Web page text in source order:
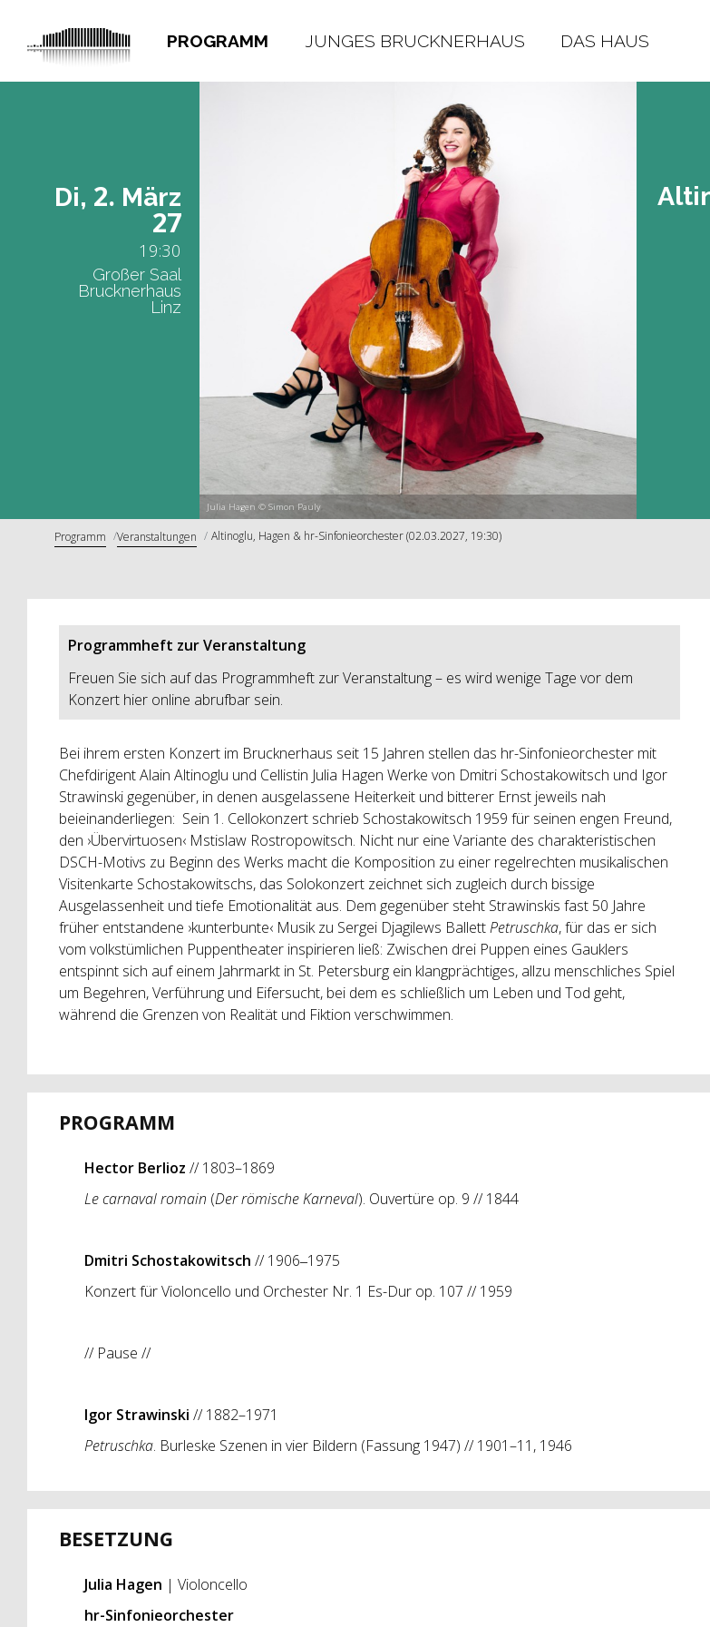
PROGRAMM JUNGES BRUCKNERHAUS DAS HAUS
Julia Hagen © Simon Pauly
Di, 2. März
27
19:30
Großer Saal
Brucknerhaus
Linz
Programm Veranstaltungen Altinoglu, Hagen & hr-Sinfonieorchester (02.03.2027, 19:30)
Programmheft zur Veranstaltung
Freuen Sie sich auf das Programmheft zur Veranstaltung – es wird wenige Tage vor dem
Konzert hier online abrufbar sein.
Bei ihrem ersten Konzert im Brucknerhaus seit 15 Jahren stellen das hr-Sinfonieorchester mit
Chefdirigent Alain Altinoglu und Cellistin Julia Hagen Werke von Dmitri Schostakowitsch und Igor
Strawinski gegenüber, in denen ausgelassene Heiterkeit und bitterer Ernst jeweils nah
beieinanderliegen: Sein 1. Cellokonzert schrieb Schostakowitsch 1959 für seinen engen Freund,
den ›Übervirtuosen‹ Mstislaw Rostropowitsch. Nicht nur eine Variante des charakteristischen
DSCH-Motivs zu Beginn des Werks macht die Komposition zu einer regelrechten musikalischen
Visitenkarte Schostakowitschs, das Solokonzert zeichnet sich zugleich durch bissige
Ausgelassenheit und tiefe Emotionalität aus. Dem gegenüber steht Strawinskis fast 50 Jahre
früher entstandene ›kunterbunte‹ Musik zu Sergei Djagilews BallettPetruschka, für das er sich
vom volkstümlichen Puppentheater inspirieren ließ: Zwischen drei Puppen eines Gauklers
entspinnt sich auf einem Jahrmarkt in St. Petersburg ein klangprächtiges, allzu menschliches Spiel
um Begehren, Verführung und Eifersucht, bei dem es schließlich um Leben und Tod geht,
während die Grenzen von Realität und Fiktion verschwimmen.
PROGRAMM
Hector Berlioz // 1803–1869
Le carnaval romain (Der römische Karneval). Ouvertüre op. 9 // 1844
Dmitri Schostakowitsch // 1906‒1975
Konzert für Violoncello und Orchester Nr. 1 Es-Dur op. 107 // 1959
// Pause //
Igor Strawinski // 1882–1971
Petruschka. Burleske Szenen in vier Bildern (Fassung 1947) // 1901–11, 1946
BESETZUNG
Julia Hagen | Violoncello
hr-Sinfonieorchester